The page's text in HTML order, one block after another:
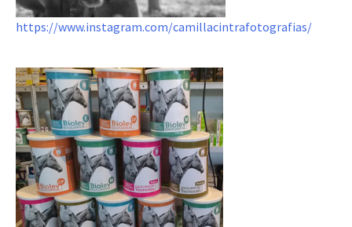
https://www.instagram.com/camillacintrafotografias/